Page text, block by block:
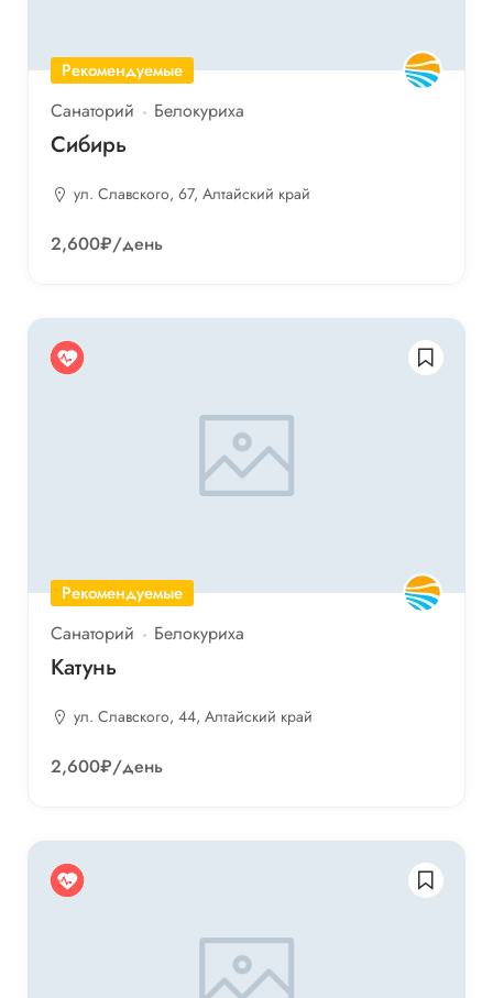
Рекомендуемые
Санаторий Белокуриха
Сибирь
ул. Славского, 67, Алтайский край
2,600₽/день
Рекомендуемые
Санаторий Белокуриха
Катунь
ул. Славского, 44, Алтайский край
2,600₽/день